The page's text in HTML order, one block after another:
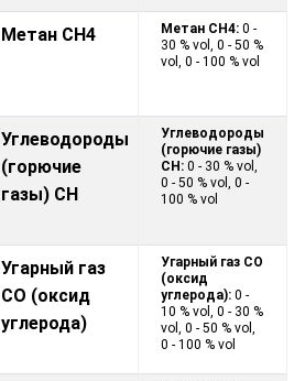
Метан CH4 Метан CH4: 0 -
30 % vol, 0 - 50 %
vol, 0 - 100 % vol
Углеводороды
(горючие
газы) CH
Углеводороды
(горючие газы)
CH: 0 - 30 % vol,
0 - 50 % vol, 0 -
100 % vol
Угарный газ
CO (оксид
углерода)
Угарный газ CO
(оксид
углерода): 0 -
10 % vol, 0 - 30 %
vol, 0 - 50 % vol,
0 - 100 % vol